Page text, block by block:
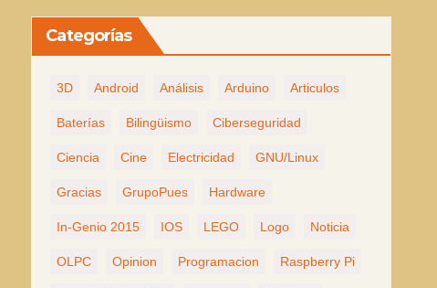
Categorías
3D Android Análisis Arduino Articulos
Baterías Bilingüismo Ciberseguridad
Ciencia Cine Electricidad GNU/Linux
Gracias GrupoPues Hardware
In-Genio 2015 IOS LEGO Logo Noticia
OLPC Opinion Programacion Raspberry Pi